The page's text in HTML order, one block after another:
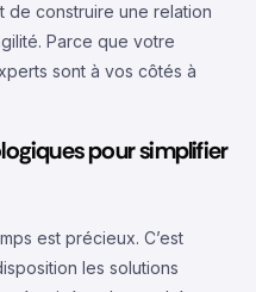
de construire une relation
Parce que votre
sont à vos côtés à
pour simplifier
est précieux. C’est
les solutions